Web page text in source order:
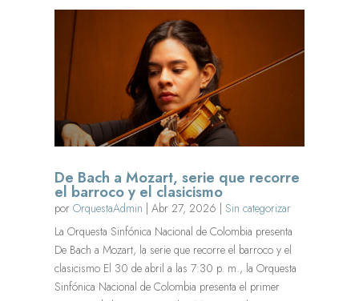
De Bach a Mozart, serie que recorre
el barroco y el clasicismo
porOrquestaAdmin |Abr 27, 2026
Sin categorizar
La Orquesta Sinfónica Nacional de Colombia presenta
De Bach a Mozart, la serie que recorre el barroco y el
clasicismo El 30 de abril a las 7:30 p. m., la Orquesta
Sinfónica Nacional de Colombia presenta el primer